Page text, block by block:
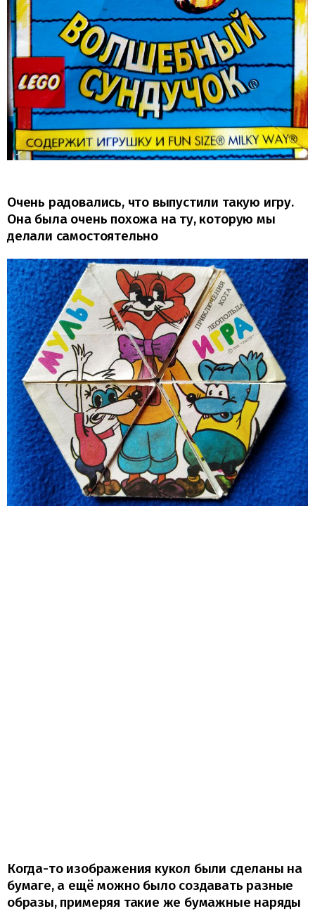
Очень радовались, что выпустили такую игру.
Она была очень похожа на ту, которую мы
делали самостоятельно
Когда-то изображения кукол были сделаны на
бумаге, а ещё можно было создавать разные
образы, примеряя такие же бумажные наряды